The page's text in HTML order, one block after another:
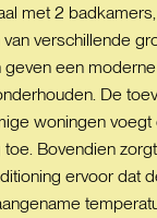
met 2
verschillende
een
De
woningen
toe. Bovendien
ervoor dat